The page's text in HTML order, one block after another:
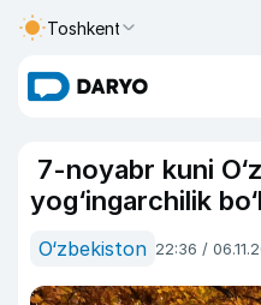
Toshkent
7-noyabr kuni
yog‘ingarchilik
O‘zbekiston 22:36 /